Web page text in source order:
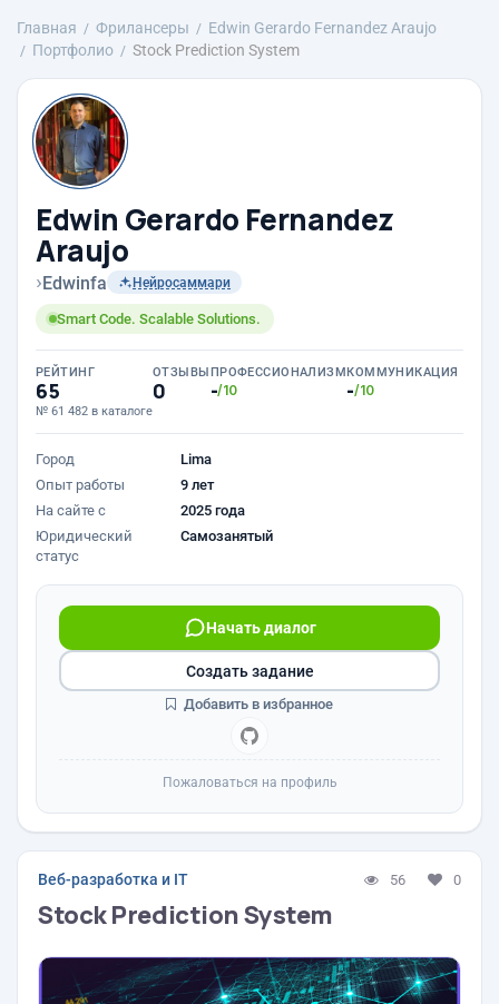
Главная Фрилансеры
Edwin Gerardo Fernandez Araujo
Портфолио
Stock Prediction System
Edwin Gerardo Fernandez
Araujo
›Edwinfa Нейросаммари
Smart Code. Scalable Solutions.
РЕЙТИНГ
65
№ 61 482 в каталоге
ОТЗЫВЫ
0
ПРОФЕССИОНАЛИЗМ
-/10
КОММУНИКАЦИЯ
-/10
Город
Lima
Опыт работы
9 лет
На сайте с
2025 года
Юридический
статус
Самозанятый
Начать диалог
Создать задание
Добавить в избранное
Пожаловаться на профиль
Веб-разработка и IT 56 0
Stock Prediction System